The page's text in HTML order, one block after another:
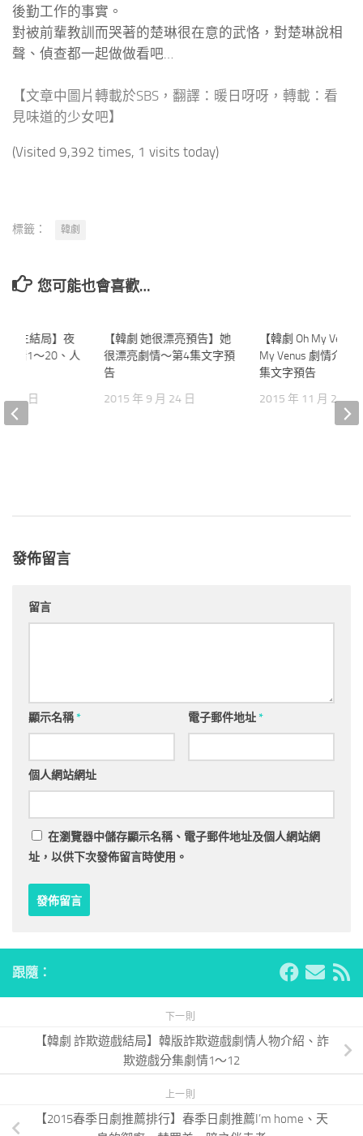
後勤工作的事實。
對被前輩教訓而哭著的楚琳很在意的武恪，對楚琳說相
聲、偵查都一起做做看吧…
【文章中圖片轉載於SBS，翻譯： 暖日呀呀 ，轉載：看
見味道的少女吧】
(Visited 9,392 times, 1 visits today)
標籤： 韓劇
您可能也會喜歡…
【韓劇 她很漂亮預告】她
很漂亮劇情～第4集文字預
告
2015 年 9 月 24 日
【韓劇 Oh My Venus
My Venus 劇情介紹
集文字預告
2015 年 11 月 20 日
書生結局】夜
劇情1～20、人
13 日
發佈留言
留言
顯示名稱* 電子郵件地址*
個人網站網址
在瀏覽器中儲存顯示名稱、電子郵件地址及個人網站網
址，以供下次發佈留言時使用。
跟隨：
下一則
【韓劇 詐欺遊戲結局】韓版詐欺遊戲劇情人物介紹、詐
欺遊戲分集劇情1～12
上一則
【2015春季日劇推薦排行】春季日劇推薦I’m home、天